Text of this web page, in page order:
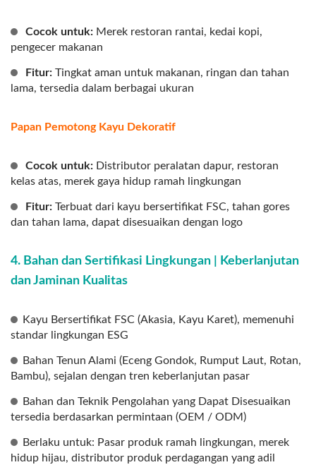
Cocok untuk: Merek restoran rantai, kedai kopi,
pengecer makanan
Fitur: Tingkat aman untuk makanan, ringan dan tahan
lama, tersedia dalam berbagai ukuran
Papan Pemotong Kayu Dekoratif
Cocok untuk: Distributor peralatan dapur, restoran
kelas atas, merek gaya hidup ramah lingkungan
Fitur: Terbuat dari kayu bersertifikat FSC, tahan gores
dan tahan lama, dapat disesuaikan dengan logo
4. Bahan dan Sertifikasi Lingkungan | Keberlanjutan
dan Jaminan Kualitas
Kayu Bersertifikat FSC (Akasia, Kayu Karet), memenuhi
standar lingkungan ESG
Bahan Tenun Alami (Eceng Gondok, Rumput Laut, Rotan,
Bambu), sejalan dengan tren keberlanjutan pasar
Bahan dan Teknik Pengolahan yang Dapat Disesuaikan
tersedia berdasarkan permintaan (OEM / ODM)
Berlaku untuk: Pasar produk ramah lingkungan, merek
hidup hijau, distributor produk perdagangan yang adil